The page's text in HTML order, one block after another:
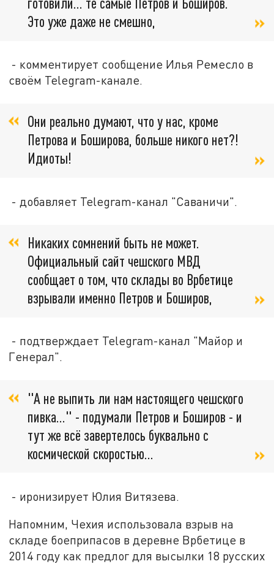
Это уже даже не смешно,
- комментирует сообщение Илья Ремесло в
своём Telegram-канале.
Они реально думают, что у нас, кроме
Петрова и Боширова, больше никого нет?!
Идиоты!
- добавляет Telegram-канал "Саваничи".
Никаких сомнений быть не может.
Официальный сайт чешского МВД
сообщает о том, что склады во Врбетице
взрывали именно Петров и Боширов,
- подтверждает Telegram-канал "Майор и
Генерал".
"А не выпить ли нам настоящего чешского
пивка..." - подумали Петров и Боширов - и
тут же всё завертелось буквально с
космической скоростью...
- иронизирует Юлия Витязева.
Напомним, Чехия использовала взрыв на
складе боеприпасов в деревне Врбетице в
2014 году как предлог для высылки 18 русских